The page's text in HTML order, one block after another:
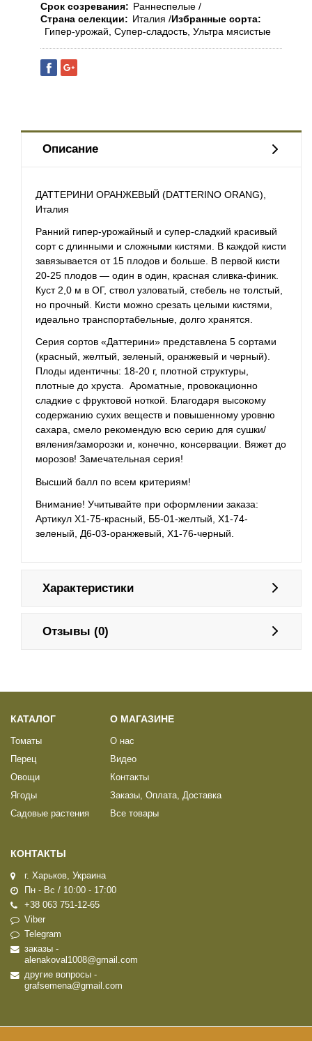
Срок созревания
Раннеспелые
Страна селекции
Италия Избранные сорта
Гипер-урожай, Супер-сладость, Ультра мясистые
Описание
ДАТТЕРИНИ ОРАНЖЕВЫЙ (DATTERINO ORANG),
Италия
Ранний гипер-урожайный и супер-сладкий красивый
сорт с длинными и сложными кистями. В каждой кисти
завязывается от 15 плодов и больше. В первой кисти
20-25 плодов — один в один, красная сливка-финик.
Куст 2,0 м в ОГ, ствол узловатый, стебель не толстый,
но прочный. Кисти можно срезать целыми кистями,
идеально транспортабельные, долго хранятся.
Серия сортов «Даттерини» представлена 5 сортами
(красный, желтый, зеленый, оранжевый и черный).
Плоды идентичны: 18-20 г, плотной структуры,
плотные до хруста. Ароматные, провокационно
сладкие с фруктовой ноткой. Благодаря высокому
содержанию сухих веществ и повышенному уровню
сахара, смело рекомендую всю серию для сушки/
вяления/заморозки и, конечно, консервации. Вяжет до
морозов! Замечательная серия!
Высший балл по всем критериям!
Внимание! Учитывайте при оформлении заказа:
Артикул Х1-75-красный, Б5-01-желтый, Х1-74-
зеленый, Д6-03-оранжевый, Х1-76-черный.
Характеристики
Отзывы (0)
КАТАЛОГ
Томаты
Перец
Овощи
Ягоды
Садовые растения
О МАГАЗИНЕ
О нас
Видео
Контакты
Заказы, Оплата, Доставка
Все товары
КОНТАКТЫ
г. Харьков, Украина
Пн - Вс / 10:00 - 17:00
+38 063 751-12-65
Viber
Telegram
заказы -
alenakoval1008@gmail.com
другие вопросы -
grafsemena@gmail.com